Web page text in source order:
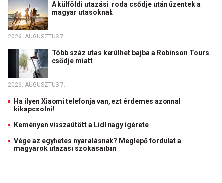
A külföldi utazási iroda csődje után üzentek a
magyar utasoknak
2026. AUGUSZTUS 7.
Több száz utas kerülhet bajba a Robinson Tours
csődje miatt
2026. AUGUSZTUS 7.
Ha ilyen Xiaomi telefonja van, ezt érdemes azonnal
kikapcsolni!
Keményen visszaütött a Lidl nagy ígérete
Vége az egyhetes nyaralásnak? Meglepő fordulat a
magyarok utazási szokásaiban